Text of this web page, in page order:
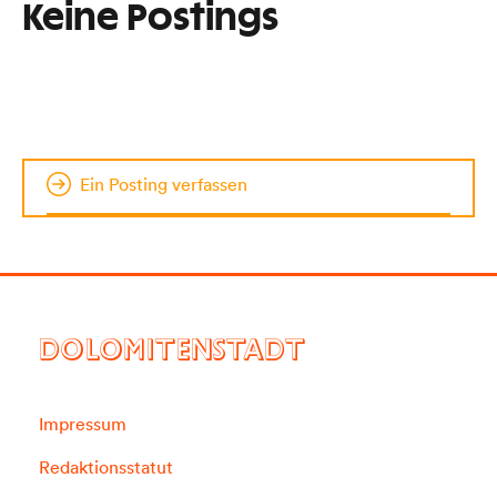
Keine Postings
Ein Posting verfassen
DOLOMITENSTADT
Impressum
Redaktionsstatut